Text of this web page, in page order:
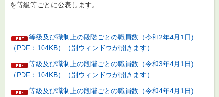
を等級等ごとに公表します。
等級及び職制上の段階ごとの職員数（令和2年4月1日)
（PDF：104KB）（別ウィンドウが開きます）
等級及び職制上の段階ごとの職員数（令和3年4月1日)
（PDF：104KB）（別ウィンドウが開きます）
等級及び職制上の段階ごとの職員数（令和4年4月1日)